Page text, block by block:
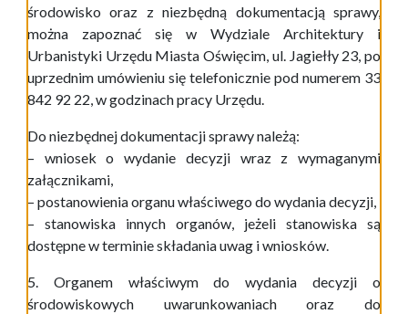
środowisko oraz z niezbędną dokumentacją sprawy,
można zapoznać się w Wydziale Architektury i
Urbanistyki Urzędu Miasta Oświęcim, ul. Jagiełły 23, po
uprzednim umówieniu się telefonicznie pod numerem 33
842 92 22, w godzinach pracy Urzędu.
Do niezbędnej dokumentacji sprawy należą:
– wniosek o wydanie decyzji wraz z wymaganymi
załącznikami,
– postanowienia organu właściwego do wydania decyzji,
– stanowiska innych organów, jeżeli stanowiska są
dostępne w terminie składania uwag i wniosków.
5. Organem właściwym do wydania decyzji o
środowiskowych uwarunkowaniach oraz do